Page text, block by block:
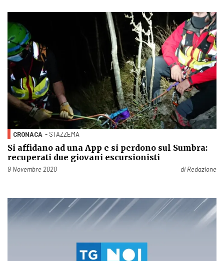
CRONACA - STAZZEMA
Si affidano ad una App e si perdono sul Sumbra:
recuperati due giovani escursionisti
Pubblicato il
9 Novembre 2020 di Redazione